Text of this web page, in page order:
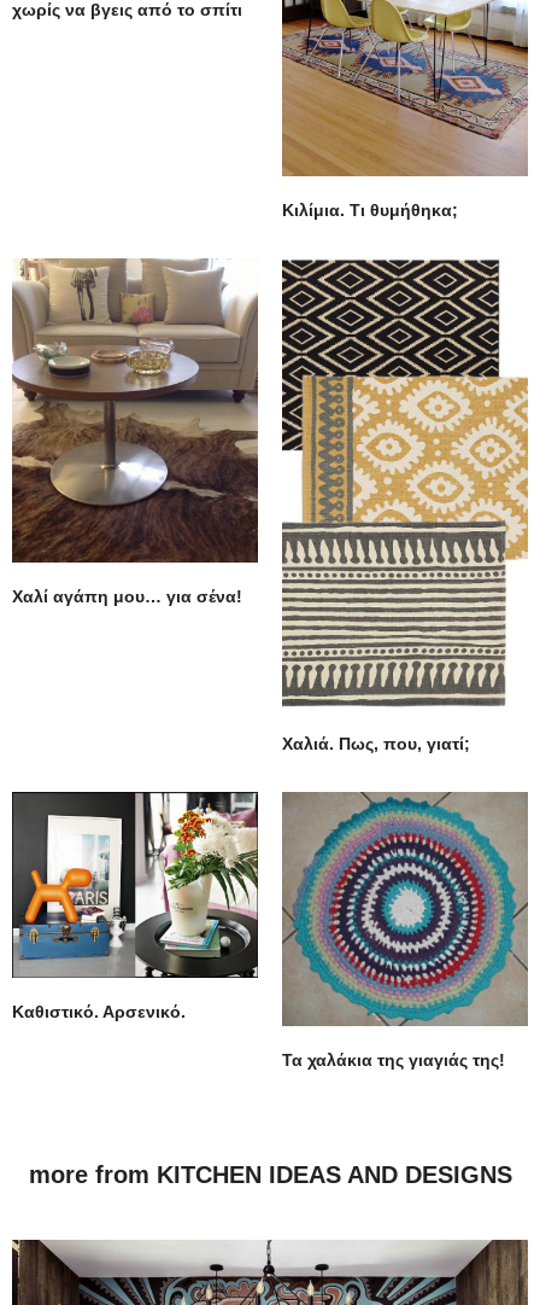
χωρίς να βγεις από το σπίτι
Κιλίμια. Τι θυμήθηκα;
Χαλί αγάπη μου… για σένα!
Xαλιά. Πως, που, γιατί;
Καθιστικό. Αρσενικό.
Τα χαλάκια της γιαγιάς της!
more from KITCHEN IDEAS AND DESIGNS